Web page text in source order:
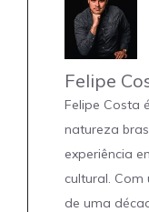
Felipe
Felipe Costa
natureza
experiência
cultural.
de uma